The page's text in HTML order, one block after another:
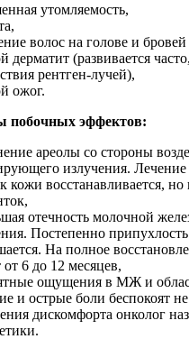
утомляемость,
волос на голове и
дерматит (развивается
рентген-лучей),
ожог.
побочных эффектов:
ареолы со стороны
излучения. Лечение
кожи восстанавливается, но
отечность молочной
Постепенно
На полное
от 6 до 12 месяцев,
ощущения в МЖ и
и острые боли беспокоят
дискомфорта онколог